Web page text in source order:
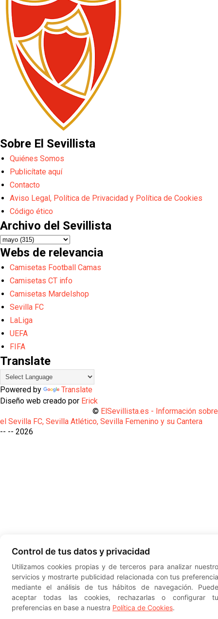
Sobre El Sevillista
Quiénes Somos
Publicítate aquí
Contacto
Aviso Legal, Política de Privacidad y Política de Cookies
Código ético
Archivo del Sevillista
Webs de relevancia
Camisetas Football Camas
Camisetas CT info
Camisetas Mardelshop
Sevilla FC
LaLiga
UEFA
FIFA
Translate
Powered by
Translate
Diseño web creado por Erick
© ElSevillista.es - Información sobre
el Sevilla FC, Sevilla Atlético, Sevilla Femenino y su Cantera
-- --
Control de tus datos y privacidad
Utilizamos cookies propias y de terceros para analizar
servicios y mostrarte publicidad relacionada con tus
mediante el análisis de tus hábitos de navegación.
aceptar todas las cookies, rechazarlas o configurar
preferencias en base a nuestra Política de Cookies.
2026